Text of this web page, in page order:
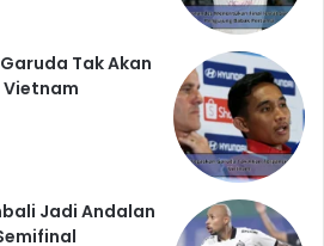
Tak Akan
Jadi Andalan